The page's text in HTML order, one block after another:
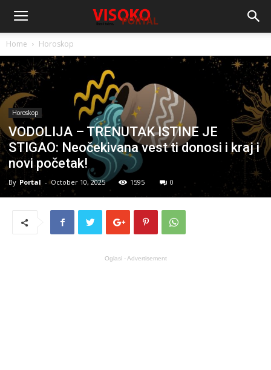
Home Horoskop
Horoskop
VODOLIJA – TRENUTAK ISTINE JE
STIGAO: Neočekivana vest ti donosi i kraj i
novi početak!
By Portal - October 10, 2025 1595 0
Oglasi - Advertisement